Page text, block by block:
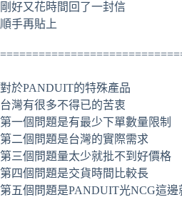
剛好又花時間回了一封信
順手再貼上
對於PANDUIT的特殊產品
台灣有很多不得已的苦衷
第一個問題是有最少下單數量限制
第二個問題是台灣的實際需求
第三個問題量太少就批不到好價格
第四個問題是交貨時間比較長
第五個問題是PANDUIT光NCG這